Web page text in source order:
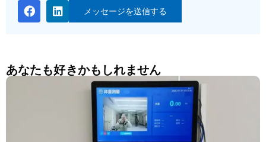
メッセージを送信する
あなたも好きかもしれません